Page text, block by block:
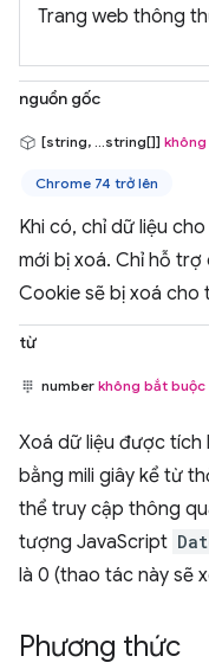
Trang web thông
nguồn gốc
[string, ...string[]]
Chrome 74 trở lên
Khi có, chỉ dữ liệu
mới bị xoá. Chỉ hỗ
Cookie sẽ bị xoá cho
từ
number không bắt buộc
Xoá dữ liệu được
bằng mili giây kể từ
thể truy cập thông
tượng JavaScript
là 0 (thao tác này sẽ
Phương thức